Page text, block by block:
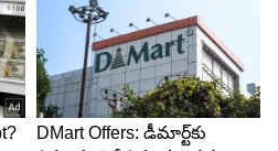
ఆనందాలతో పాటు సకల
ఫౌండేషన్ ని లోకానికి గిఫ్ట్
ఎవరు? పుట్టుకతో
ప్రస్తుతం తను సాధించిన
విజయాలు ఏ దశలో